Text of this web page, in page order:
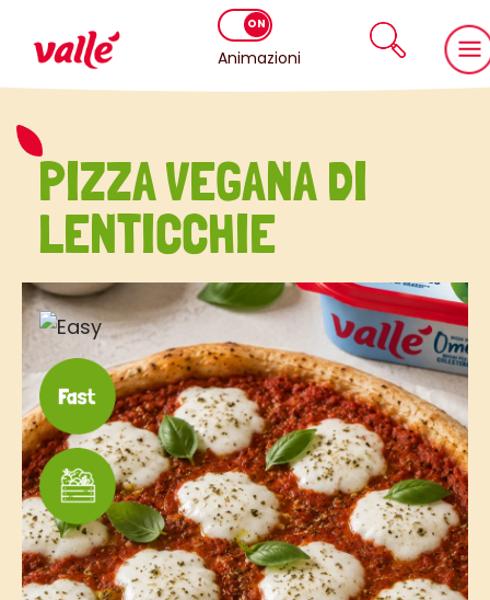
Animazioni
PIZZA VEGANA DI
LENTICCHIE